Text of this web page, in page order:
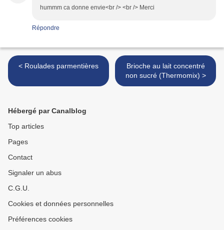
hummm ca donne envie<br /> <br /> Merci
Répondre
< Roulades parmentières
Brioche au lait concentré
non sucré (Thermomix) >
Hébergé par Canalblog
Top articles
Pages
Contact
Signaler un abus
C.G.U.
Cookies et données personnelles
Préférences cookies